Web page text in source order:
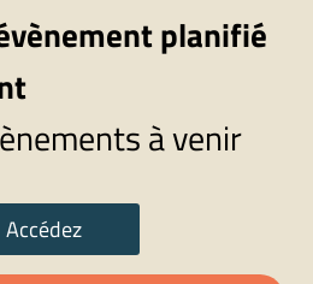
planifié
à venir
Accédez